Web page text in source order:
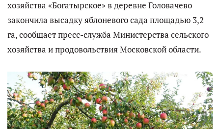
хозяйства «Богатырское» в деревне Головачево
закончила высадку яблоневого сада площадью 3,2
га, сообщает пресс-служба Министерства сельского
хозяйства и продовольствия Московской области.